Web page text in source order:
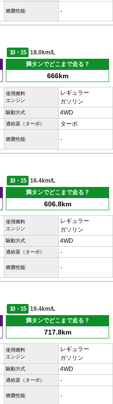
燃費性能 -
10・15
18.0km/L
満タンでどこまで走る？
666km
使用燃料
エンジン
レギュラー
ガソリン
駆動方式 4WD
過給器（ターボ） ターボ
燃費性能 -
10・15
16.4km/L
満タンでどこまで走る？
606.8km
使用燃料
エンジン
レギュラー
ガソリン
駆動方式 4WD
過給器（ターボ） -
燃費性能 -
10・15
19.4km/L
満タンでどこまで走る？
717.8km
使用燃料
エンジン
レギュラー
ガソリン
駆動方式 4WD
過給器（ターボ） -
燃費性能 -